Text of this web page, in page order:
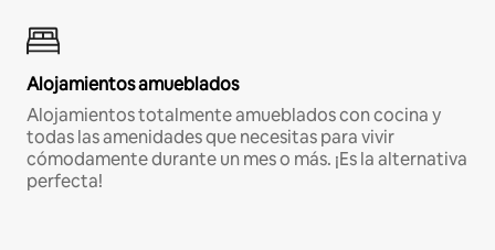
Alojamientos amueblados
Alojamientos totalmente amueblados con cocina y
todas las amenidades que necesitas para vivir
cómodamente durante un mes o más. ¡Es la alternativa
perfecta!